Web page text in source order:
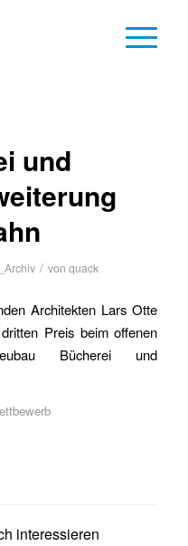
und
/ vonquack
Architekten Lars Otte
Preis beim offenen
Bücherei und
interessieren